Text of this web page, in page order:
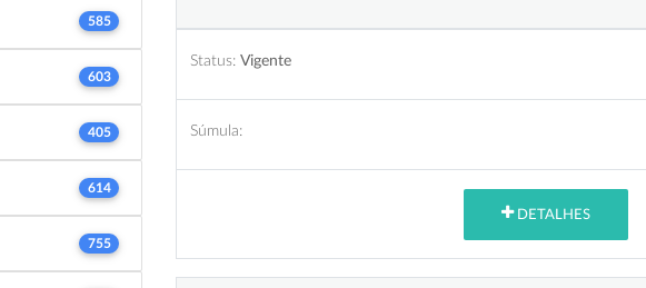
585
603
405
614
755
Status: Vigente
Súmula:
DETALHES